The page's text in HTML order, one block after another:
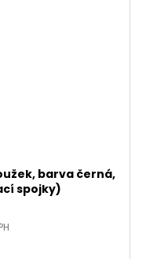
barva černá,
spojky)